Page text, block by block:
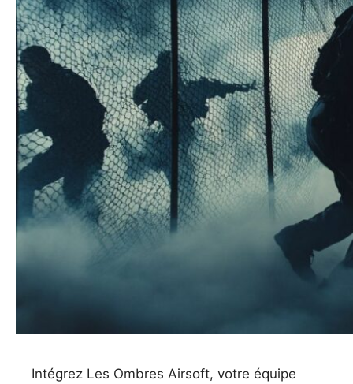
Intégrez Les Ombres Airsoft, votre équipe